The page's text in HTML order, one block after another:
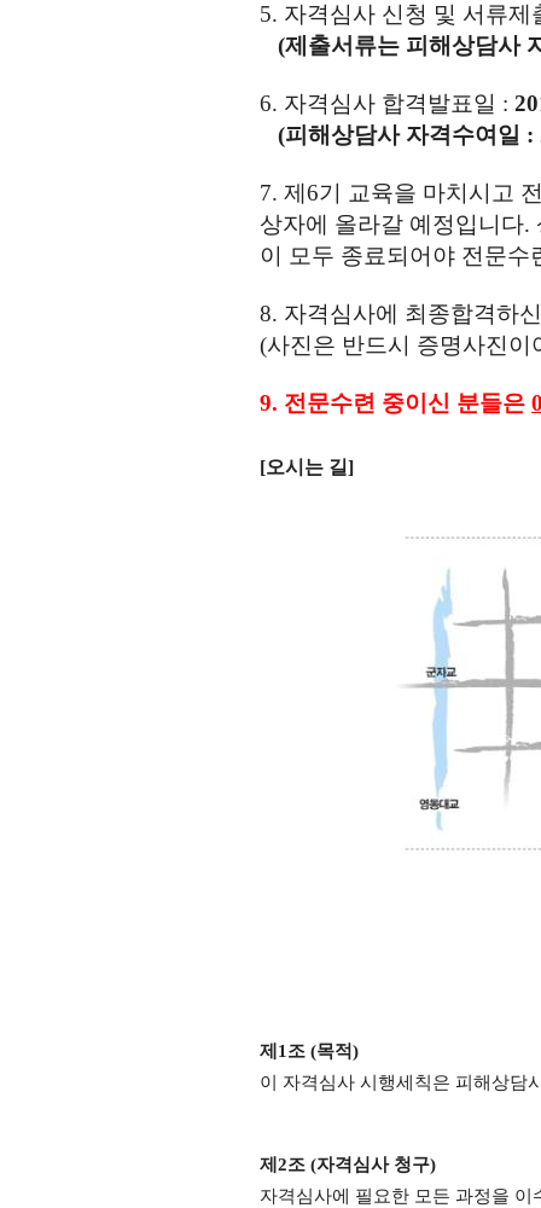
5. 자격심사 신청 및 서류제
(제출서류는 피해상담사
6. 자격심사 합격발표일 :
(피해상담사 자격수여일 :
7. 제6기 교육을 마치시고
상자에 올라갈 예정입니다
이 모두 종료되어야 전문
8. 자격심사에 최종합격하
(사진은 반드시 증명사진이
9. 전문수련 중이신 분들은
[오시는 길]
제 1 조 (목적)
이 자격심사 시행세칙은 피해상담
제 2조 (자격심사 청구)
자격심사에 필요한 모든 과정을